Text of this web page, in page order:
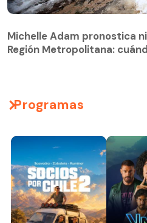
Región Metropolitana:
Michelle Adam pronostica
Región Metropolitana:
Programas